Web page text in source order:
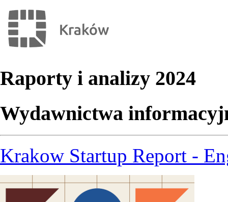
Raporty i analizy 2024
Wydawnictwa
Krakow Startup Report -